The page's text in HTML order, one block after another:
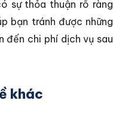
sự thỏa thuận rõ ràng
bạn tránh được những
đến chi phí dịch vụ sau
khác